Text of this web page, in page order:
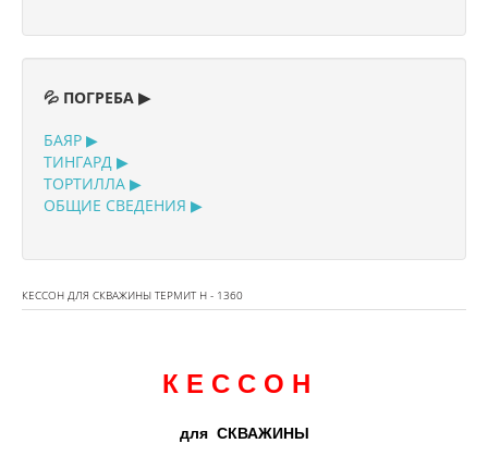
💦 ПОГРЕБА ▶
БАЯР ▶
ТИНГАРД ▶
ТОРТИЛЛА ▶
ОБЩИЕ СВЕДЕНИЯ ▶
КЕССОН ДЛЯ СКВАЖИНЫ ТЕРМИТ H - 1360
К Е С С О Н
для СКВАЖИНЫ